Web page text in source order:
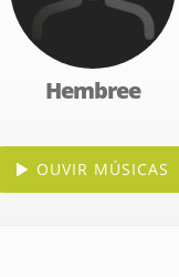
Hembree
OUVIR MÚSICAS